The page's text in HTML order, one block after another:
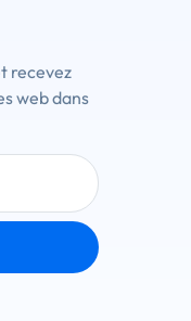
recevez
web dans